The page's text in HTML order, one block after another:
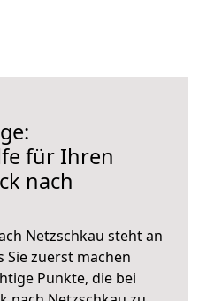
für Ihren
nach
Netzschkau steht an
Sie zuerst machen
Punkte, die bei